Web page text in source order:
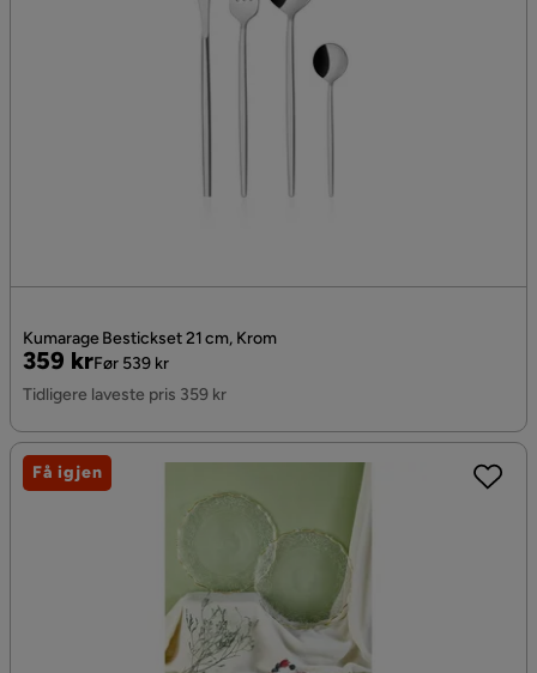
Kumarage Bestickset 21 cm, Krom
Pris
359 kr
Original
Pris
Før 539 kr
Tidligere laveste pris 359 kr
Få igjen